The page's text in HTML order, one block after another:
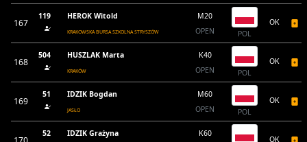
167
119 HEROK Witold
KRAKOWSKA BURSA SZKOLNA STRYSZÓW
M20
OPEN
POL
OK
168
504 HUSZLAK Marta
KRAKÓW
K40
OPEN
POL
OK
169
51 IDZIK Bogdan
JASŁO
M60
OPEN
POL
OK
52 IDZIK Grażyna
K60
OK